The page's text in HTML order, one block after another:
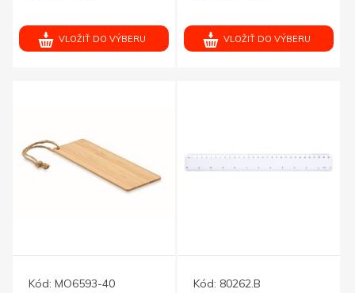
VLOŽIŤ DO VÝBERU VLOŽIŤ DO VÝBERU
Kód: MO6593-40 Kód: 80262.B